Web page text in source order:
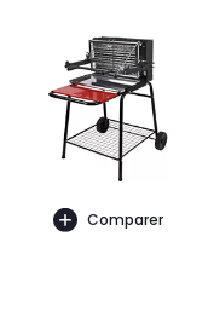
Comparer